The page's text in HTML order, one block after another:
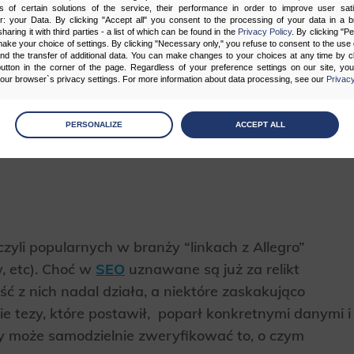
of certain solutions of the service, their performance in order to improve user
your Data. By clicking "Accept all" you consent to the processing of your data in a
it with third parties - a list of which can be found in the Privacy Policy. By clicking
your choice of settings. By clicking "Necessary only," you refuse to consent to the use
the transfer of additional data. You can make changes to your choices at any time by
in the corner of the page. Regardless of your preference settings on our site,
browser`s privacy settings. For more information about data processing, see our
preferences
the consents of your choice
used to personalize your use of our website and to remember choices you make while using our
may use functional cookies to remember your language preferences or to remember your login
to use the site.
PERSONALIZE ACCEPT ALL
praktyce, co konkretnie
popularnych w branży “linkach z Allegro”
etc). Choć w SEO uznawane są już za relikt
z nich nadal działa, a niektóre zaskakująco
tezy, które postawił, poparł konkretnymi danymi i
może samodzielnie zweryfikować to, o czym